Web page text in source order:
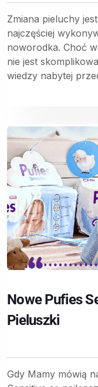
Zmiana pieluchy
najczęściej
noworodka. Choć
nie jest
wiedzy nabytej
Nowe Pufies
Pieluszki
Gdy Mamy mówią